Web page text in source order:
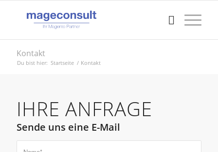
Kontakt
Du bist hier: Startseite / Kontakt
IHRE ANFRAGE
Sende uns eine E-Mail